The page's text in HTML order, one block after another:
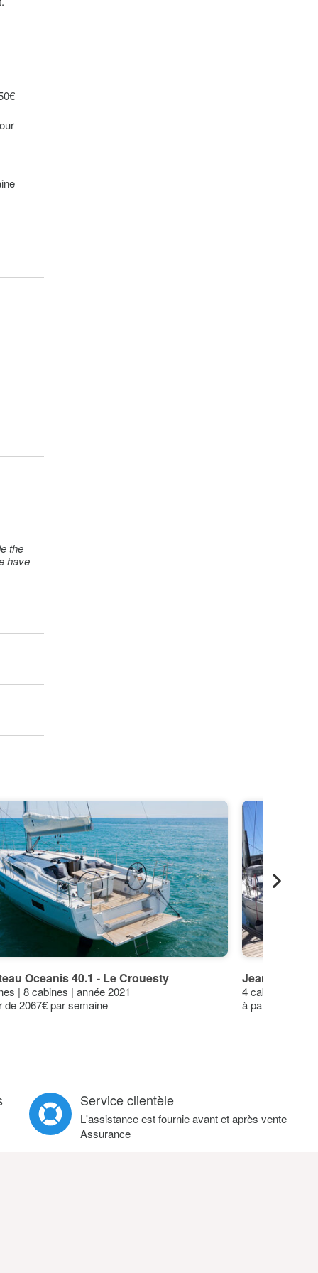
the
have
Oceanis 40.1 - Le Crouesty
| 8 cabines | année 2021
de 2067€ par semaine
Jeanneau
4 cabines | 10
à partir de
Service clientèle
L'assistance est fournie avant et après vente
Assurance